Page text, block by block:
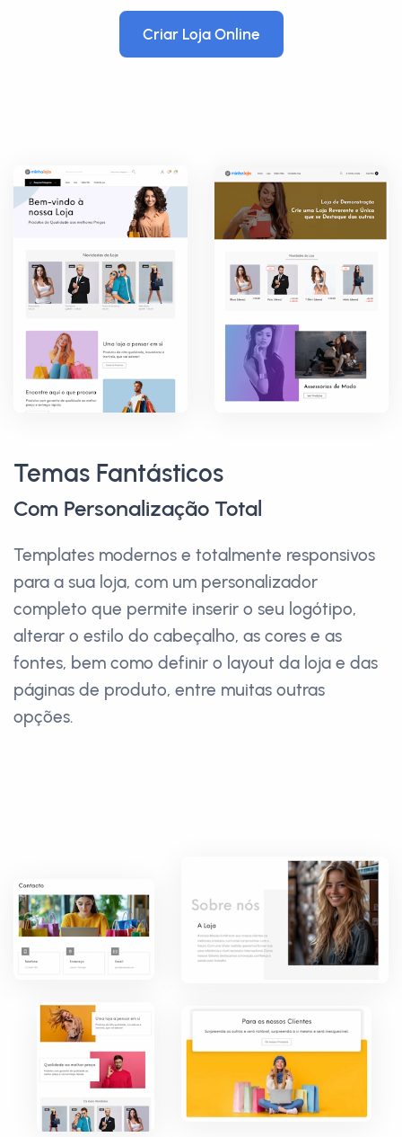
Criar Loja Online
Temas Fantásticos
Com Personalização Total
Templates modernos e totalmente responsivos
para a sua loja, com um personalizador
completo que permite inserir o seu logótipo,
alterar o estilo do cabeçalho, as cores e as
fontes, bem como definir o layout da loja e das
páginas de produto, entre muitas outras
opções.